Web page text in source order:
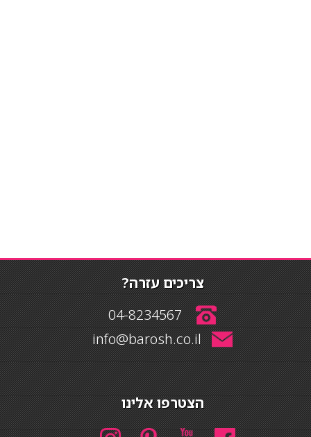
צריכים עזרה?
04-8234567
info@barosh.co.il
הצטרפו אלינו